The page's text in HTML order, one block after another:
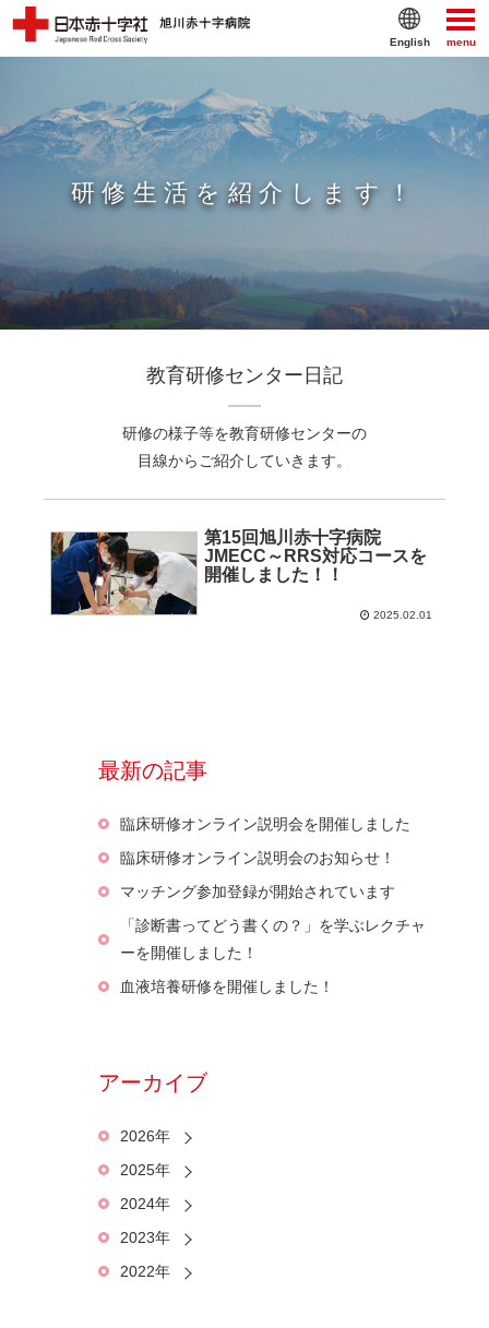
menu
English
研修生活を紹介します！
教育研修センター日記
研修の様子等を教育研修センターの
目線からご紹介していきます。
第15回旭川赤十字病院
JMECC～RRS対応コースを
開催しました！！
2025.02.01
最新の記事
臨床研修オンライン説明会を開催しました
臨床研修オンライン説明会のお知らせ！
マッチング参加登録が開始されています
「診断書ってどう書くの？」を学ぶレクチャ
ーを開催しました！
血液培養研修を開催しました！
アーカイブ
2026年
2025年
2024年
2023年
2022年